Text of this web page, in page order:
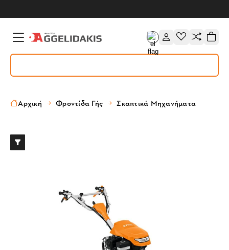
Αρχική Φροντίδα Γής Σκαπτικά Μηχανήματα